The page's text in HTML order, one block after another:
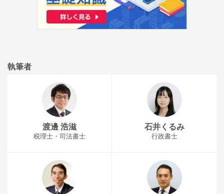
執筆者
渡邊 浩滋
税理士・司法書士
石井くるみ
行政書士